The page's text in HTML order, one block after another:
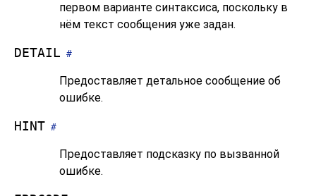
первом варианте синтаксиса, поскольку в
нём текст сообщения уже задан.
DETAIL #
Предоставляет детальное сообщение об
ошибке.
HINT #
Предоставляет подсказку по вызванной
ошибке.